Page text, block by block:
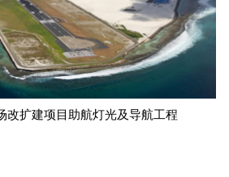
改扩建项目助航灯光及导航工程